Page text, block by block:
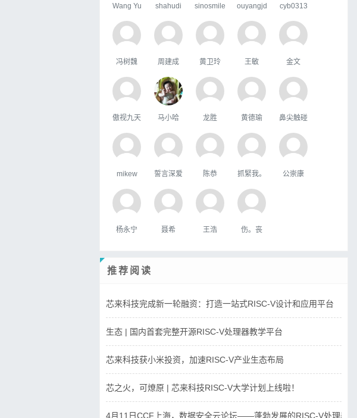
Wang Yu shahudi sinosmile ouyangjd cyb0313
冯树魏 周建成 黄卫玲 王敏 金文
傲视九天 马小哈 龙胜 黄德瑜 鼻尖触碰
mikew 誓言深爱 陈恭 抓緊我。 公崇康
杨永宁 聂希 王浩 伤。丧
推荐阅读
芯来科技完成新一轮融资：打造一站式RISC-V设计和应用平台
生态 | 国内首套完整开源RISC-V处理器教学平台
芯来科技获小米投资，加速RISC-V产业生态布局
芯之火，可燎原 | 芯来科技RISC-V大学计划上线啦！
4月11日CCF上海，数据安全云论坛——蓬勃发展的RISC-V处理器